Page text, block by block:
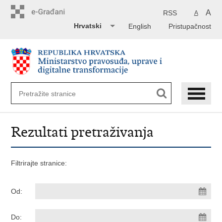
A A
RSS
Pristupačnost
English
Hrvatski
Rezultati pretraživanja
Filtrirajte stranice:
Od:
Do: